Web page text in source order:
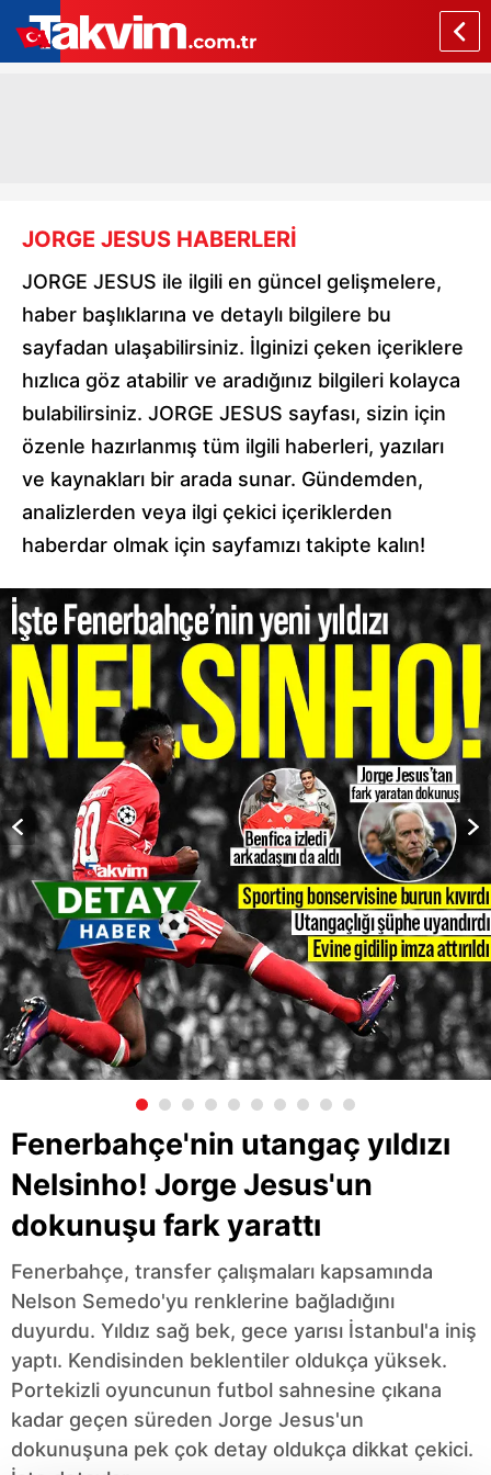
JORGE JESUS HABERLERİ
JORGE JESUS ile ilgili en güncel gelişmelere,
haber başlıklarına ve detaylı bilgilere bu
sayfadan ulaşabilirsiniz. İlginizi çeken içeriklere
hızlıca göz atabilir ve aradığınız bilgileri kolayca
bulabilirsiniz. JORGE JESUS sayfası, sizin için
özenle hazırlanmış tüm ilgili haberleri, yazıları
ve kaynakları bir arada sunar. Gündemden,
analizlerden veya ilgi çekici içeriklerden
haberdar olmak için sayfamızı takipte kalın!
Fenerbahçe'nin utangaç yıldızı
Nelsinho! Jorge Jesus'un
dokunuşu fark yarattı
Fenerbahçe, transfer çalışmaları kapsamında
Nelson Semedo'yu renklerine bağladığını
duyurdu. Yıldız sağ bek, gece yarısı İstanbul'a iniş
yaptı. Kendisinden beklentiler oldukça yüksek.
Portekizli oyuncunun futbol sahnesine çıkana
kadar geçen süreden Jorge Jesus'un
dokunuşuna pek çok detay oldukça dikkat çekici.